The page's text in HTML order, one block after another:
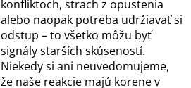
konfliktoch, strach z opustenia
alebo naopak potreba udržiavať si
odstup – to všetko môžu byť
signály starších skúseností.
Niekedy si ani neuvedomujeme,
že naše reakcie majú korene v